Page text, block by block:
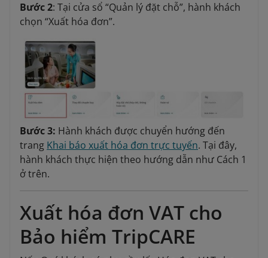
Bước 2: Tại cửa sổ “Quản lý đặt chỗ”, hành khách
chọn “Xuất hóa đơn”.
Bước 3: Hành khách được chuyển hướng đến
trang Khai báo xuất hóa đơn trực tuyến. Tại đây,
hành khách thực hiện theo hướng dẫn như Cách 1
ở trên.
Xuất hóa đơn VAT cho
Bảo hiểm TripCARE